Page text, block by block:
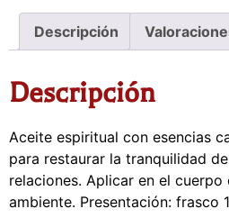
Descripción
Descripción
Aceite espiritual con esencias
para restaurar la tranquilidad
relaciones. Aplicar en el
ambiente. Presentación: frasco